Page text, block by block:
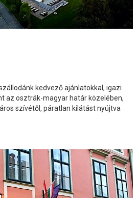
kedvező ajánlatokkal, igazi
az osztrák-magyar határ közelében,
szívétől, páratlan kilátást nyújtva